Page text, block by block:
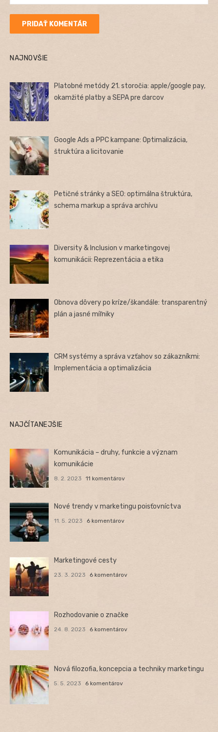
NAJNOVŠIE
Platobné metódy 21. storočia: apple/google pay,
okamžité platby a SEPA pre darcov
Google Ads a PPC kampane: Optimalizácia,
štruktúra a licitovanie
Petičné stránky a SEO: optimálna štruktúra,
schema markup a správa archívu
Diversity & Inclusion v marketingovej
komunikácii: Reprezentácia a etika
Obnova dôvery po kríze/škandále: transparentný
plán a jasné míľniky
CRM systémy a správa vzťahov so zákazníkmi:
Implementácia a optimalizácia
NAJČÍTANEJŠIE
Komunikácia – druhy, funkcie a význam
komunikácie
8. 2. 2023 11 komentárov
Nové trendy v marketingu poisťovníctva
11. 5. 2023 6 komentárov
Marketingové cesty
23. 3. 2023 6 komentárov
Rozhodovanie o značke
24. 8. 2023 6 komentárov
Nová filozofia, koncepcia a techniky marketingu
5. 5. 2023 6 komentárov